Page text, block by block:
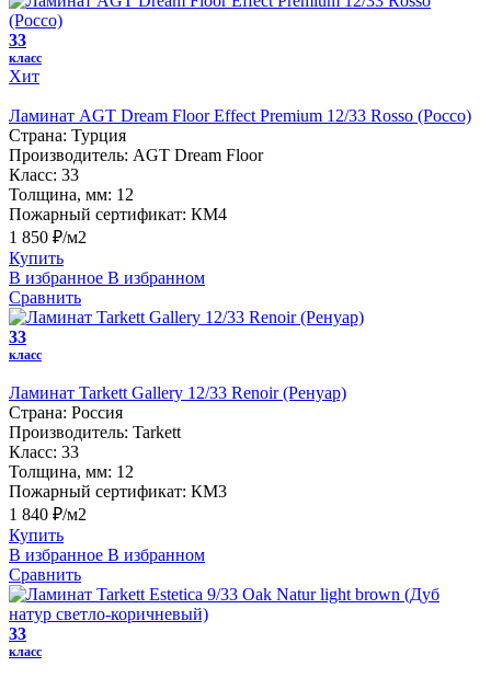
33
класс
Хит
Ламинат AGT Dream Floor Effect Premium 12/33 Rosso (Россо)
Страна: Турция
Производитель: AGT Dream Floor
Класс: 33
Толщина, мм: 12
Пожарный сертификат: КМ4
1 850 ₽/м2
Купить
В избранное В избранном
Сравнить
33
класс
Ламинат Tarkett Gallery 12/33 Renoir (Ренуар)
Страна: Россия
Производитель: Tarkett
Класс: 33
Толщина, мм: 12
Пожарный сертификат: КМ3
1 840 ₽/м2
Купить
В избранное В избранном
Сравнить
33
класс